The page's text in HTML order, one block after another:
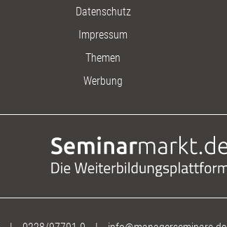
Datenschutz
Impressum
Themen
Werbung